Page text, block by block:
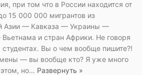
при том что в России находится от
15 000 000 мигрантов из
Азии — Кавказа — Украины —
и стран Африки. Не говоря
Вы о чем вообще пишите?!
— вы вообще кто? Я уже много
но… Развернуть »